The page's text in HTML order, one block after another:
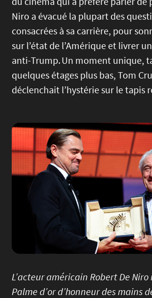
Niro a évacué la plupart des
consacrées à sa carrière, pour
sur l’état de l’Amérique et livrer
anti-Trump. Un moment unique,
quelques étages plus bas, Tom
déclenchait l’hystérie sur le tapis
Image
L’acteur américain Robert De
Palme d’or d’honneur des mains